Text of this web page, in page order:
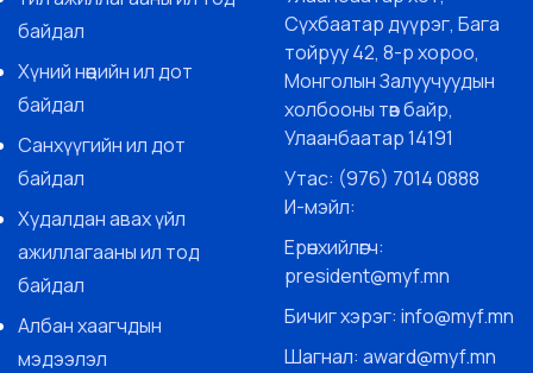
байдал
Хүний нөөцийн ил дот
байдал
Санхүүгийн ил дот
байдал
Худалдан авах үйл
ажиллагааны ил тод
байдал
Албан хаагчдын
мэдээлэл
Сүхбаатар дүүрэг, Бага
тойруу 42, 8-р хороо,
Монголын Залуучуудын
холбооны төв байр,
Улаанбаатар 14191
Утас: (976) 7014 0888
И-мэйл:
Ерөнхийлөгч:
president@myf.mn
Бичиг хэрэг: info@myf.mn
Шагнал: award@myf.mn